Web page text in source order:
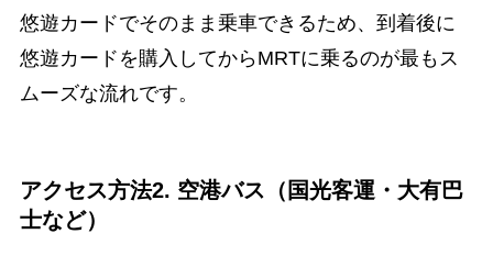
悠遊カードでそのまま乗車できるため、到着後に
悠遊カードを購入してからMRTに乗るのが最もス
ムーズな流れです。
アクセス方法2. 空港バス（国光客運・大有巴
士など）